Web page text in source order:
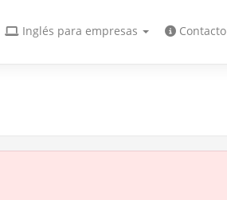
Inglés para empresas Contacto